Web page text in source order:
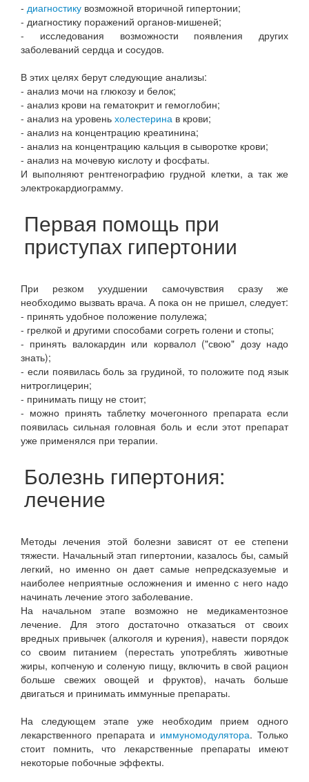
- диагностику возможной вторичной гипертонии;
- диагностику поражений органов-мишеней;
- исследования возможности появления других
заболеваний сердца и сосудов.
В этих целях берут следующие анализы:
- анализ мочи на глюкозу и белок;
- анализ крови на гематокрит и гемоглобин;
- анализ на уровень холестерина в крови;
- анализ на концентрацию креатинина;
- анализ на концентрацию кальция в сыворотке крови;
- анализ на мочевую кислоту и фосфаты.
И выполняют рентгенографию грудной клетки, а так же
электрокардиограмму.
Первая помощь при
приступах гипертонии
При резком ухудшении самочувствия сразу же
необходимо вызвать врача. А пока он не пришел, следует:
- принять удобное положение полулежа;
- грелкой и другими способами согреть голени и стопы;
- принять валокардин или корвалол ("свою" дозу надо
знать);
- если появилась боль за грудиной, то положите под язык
нитроглицерин;
- принимать пищу не стоит;
- можно принять таблетку мочегонного препарата если
появилась сильная головная боль и если этот препарат
уже применялся при терапии.
Болезнь гипертония:
лечение
Методы лечения этой болезни зависят от ее степени
тяжести. Начальный этап гипертонии, казалось бы, самый
легкий, но именно он дает самые непредсказуемые и
наиболее неприятные осложнения и именно с него надо
начинать лечение этого заболевание.
На начальном этапе возможно не медикаментозное
лечение. Для этого достаточно отказаться от своих
вредных привычек (алкоголя и курения), навести порядок
со своим питанием (перестать употреблять животные
жиры, копченую и соленую пищу, включить в свой рацион
больше свежих овощей и фруктов), начать больше
двигаться и принимать иммунные препараты.
На следующем этапе уже необходим прием одного
лекарственного препарата и иммуномодулятора. Только
стоит помнить, что лекарственные препараты имеют
некоторые побочные эффекты.